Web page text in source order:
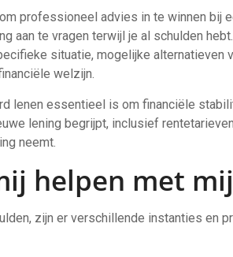
professioneel advies in te winnen bij
aan te vragen terwijl je al schulden
situatie, mogelijke alternatieven
welzijn.
lenen essentieel is om financiële
lening begrijpt, inclusief
neemt.
helpen met
zijn er verschillende instanties en